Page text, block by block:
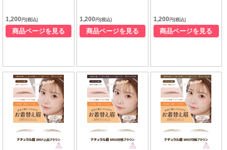
1,200 円(税込)
商品ページを見る
1,200円(税込)
商品ページを見る
1,200円(税込)
商品ページを見る